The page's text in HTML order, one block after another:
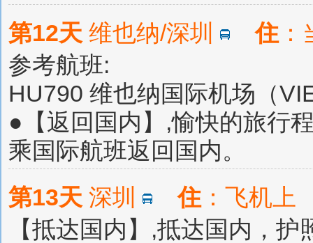
第12天 维也纳/深圳 住
参考航班:
HU790 维也纳国际机场（
●【返回国内】,愉快的旅行
乘国际航班返回国内。
第13天 深圳 住 ：飞机
【抵达国内】,抵达国内，